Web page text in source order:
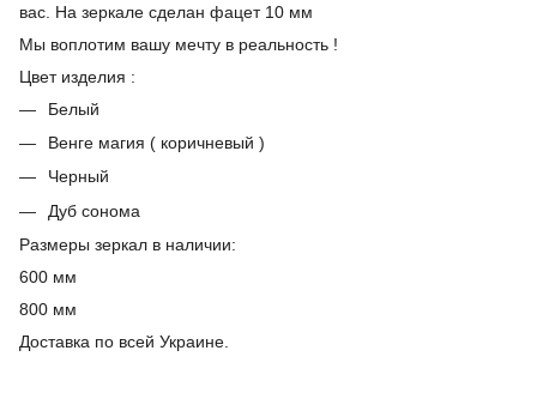
вас. На зеркале сделан фацет 10 мм
Мы воплотим вашу мечту в реальность !
Цвет изделия :
Белый
Венге магия ( коричневый )
Черный
Дуб сонома
Размеры зеркал в наличии:
600 мм
800 мм
Доставка по всей Украине.